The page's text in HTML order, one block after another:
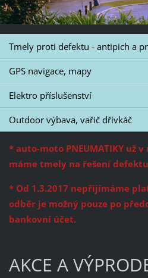
Tmely proti defektu - antipich a
GPS navigace, mapy
Elektro příslušenství
Outdoor výbava, vařič dřívkáč
* auto-moto PNEUMATIKY už
máme tmely na řešení
* Od 1.3.2017 nepřijímáme
odběr je možný pouze po
bankovní účet.
AKCE A